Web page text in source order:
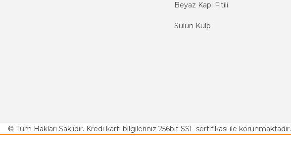
Beyaz Kapı Fitili
Sülün Kulp
© Tüm Hakları Saklıdır. Kredi kartı bilgileriniz 256bit SSL sertifikası ile korunmaktadır.